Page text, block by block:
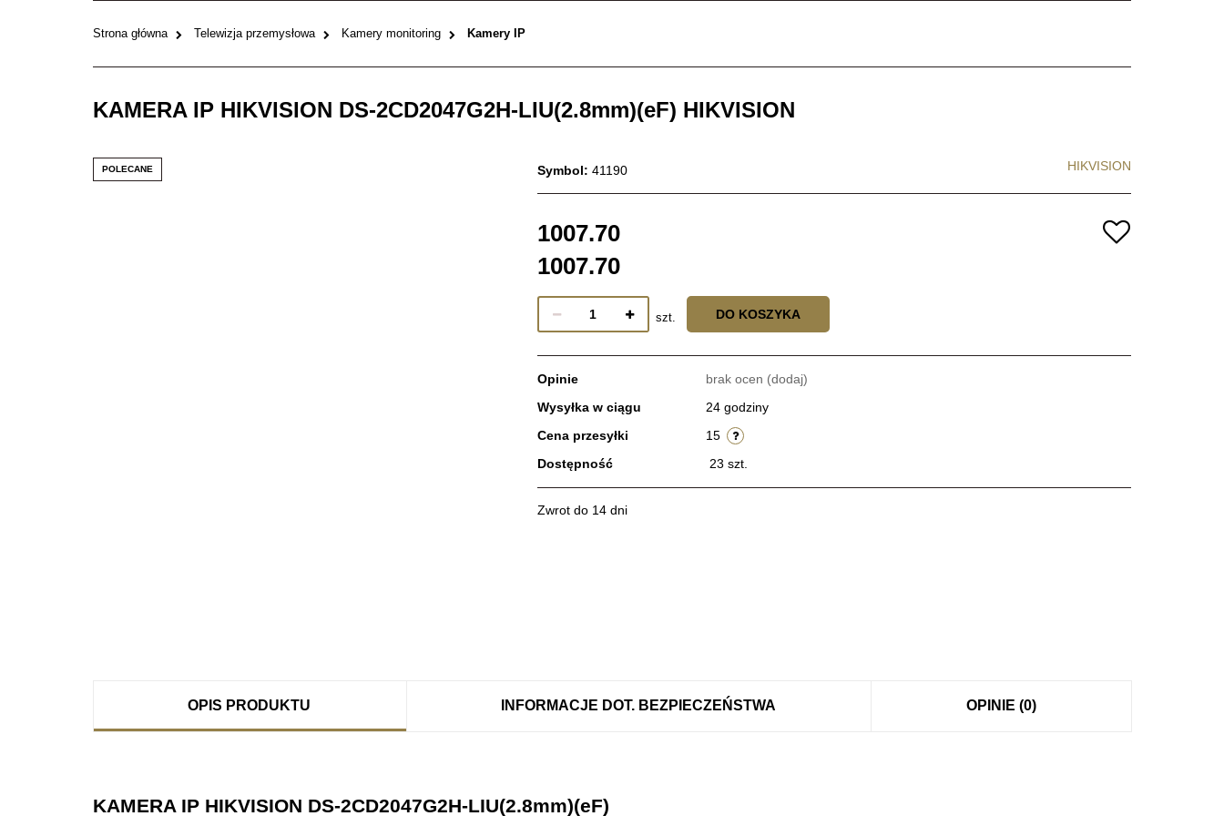
Strona główna Telewizja przemysłowa Kamery monitoring Kamery IP
KAMERA IP HIKVISION DS-2CD2047G2H-LIU(2.8mm)(eF) HIKVISION
POLECANE Symbol: 41190 HIKVISION
1007.70
1007.70
szt. DO KOSZYKA
Opinie brak ocen (dodaj)
Wysyłka w ciągu
24 godziny
Cena przesyłki
15
Dostępność
23 szt.
Zwrot do 14 dni
OPIS PRODUKTU INFORMACJE DOT. BEZPIECZEŃSTWA OPINIE (0)
KAMERA IP HIKVISION DS-2CD2047G2H-LIU(2.8mm)(eF)